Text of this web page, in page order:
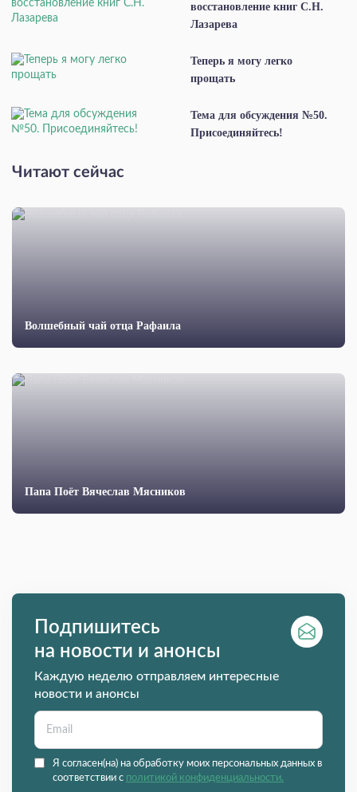
восстановление книг С.Н.
Лазарева
Теперь я могу легко
прощать
Тема для обсуждения №50.
Присоединяйтесь!
Читают сейчас
Волшебный чай отца Рафаила
Папа Поёт Вячеслав Мясников
Подпишитесь
на новости и анонсы
Каждую неделю отправляем интересные
новости и анонсы
Я согласен(на) на обработку моих персональных данных в
соответствии с политикой конфиденциальности.